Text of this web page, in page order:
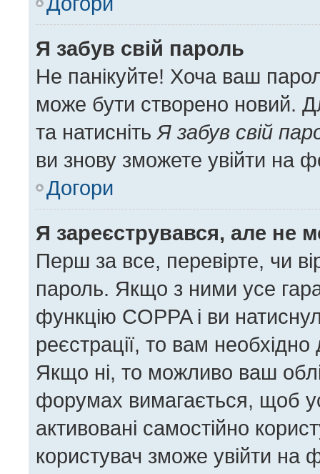
Я забув свій пароль
Не панікуйте! Хоча ваш
може бути створено новий.
та натисніть Я забув свій
ви знову зможете увійти на
Догори
Я зареєструвався, але не
Перш за все, перевірте, чи
пароль. Якщо з ними усе
функцію COPPA і ви
реєстрації, то вам
Якщо ні, то можливо ваш
форумах вимагається, щоб
активовані самостійно
користувач зможе увійти на